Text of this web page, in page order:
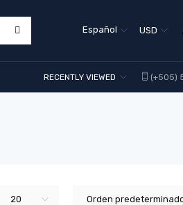
USD
Español
(+505)
RECENTLY VIEWED
Orden
20